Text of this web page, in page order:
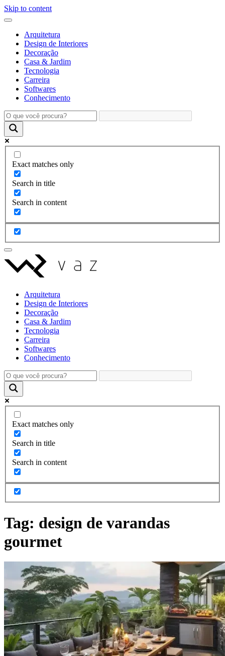
Skip to content
Arquitetura
Design de Interiores
Decoração
Casa & Jardim
Tecnologia
Carreira
Softwares
Conhecimento
Exact matches only
Search in title
Search in content
Arquitetura
Design de Interiores
Decoração
Casa & Jardim
Tecnologia
Carreira
Softwares
Conhecimento
Exact matches only
Search in title
Search in content
Tag: design de varandas
gourmet